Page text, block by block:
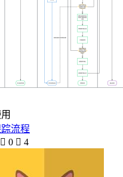
流程
 0  4